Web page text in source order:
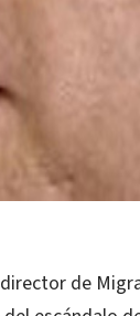
director de